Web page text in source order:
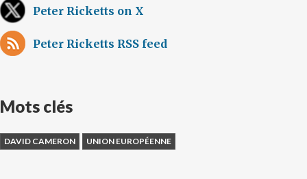
Peter Ricketts on X
Peter Ricketts RSS feed
Mots clés
DAVID CAMERON UNION EUROPÉENNE